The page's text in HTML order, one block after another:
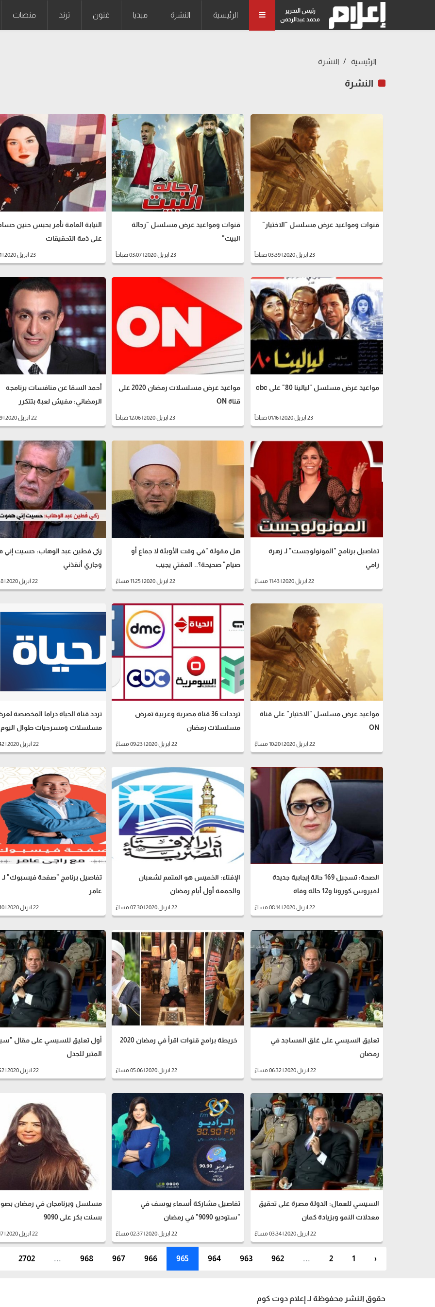
رئيس التحرير
محمد عبدالرحمن
الرئيسية النشرة ميديا فنون ترند منصات
الرئيسية النشرة
النشرة
قنوات ومواعيد عرض مسلسل "الاختيار"
23 ابريل 2020 | 03:39 صباحاً
قنوات ومواعيد عرض مسلسل "رجالة
البيت"
23 ابريل 2020 | 03:07 صباحاً
على ذمة التحقيقات
23 ابريل 2020 | 02:11 صباحاً
مواعيد عرض مسلسل "ليالينا 80" على cbc
23 ابريل 2020 | 01:16 صباحاً
مواعيد عرض مسلسلات رمضان 2020 على
قناة ON
23 ابريل 2020 | 12:06 صباحاً
أحمد السقا عن منافسات برنامجه
الرمضاني: مفيش لعبة بتتكرر
22 ابريل 2020 | 11:59 مساءً
تفاصيل برنامج "المونولوجست" لـ زهرة
رامي
22 ابريل 2020 | 11:43 مساءً
هل مقولة "في وقت الأوبئة لا جماع أو
صيام" صحيحة؟.. المفتي يجيب
22 ابريل 2020 | 11:25 مساءً
زكي فطين عبد الوهاب: حسيت
وجاري أنقذني
22 ابريل 2020 | 10:58 مساءً
مواعيد عرض مسلسل "الاختيار" على قناة
ON
22 ابريل 2020 | 10:20 مساءً
ترددات 36 قناة مصرية وعربية تعرض
مسلسلات رمضان
22 ابريل 2020 | 09:23 مساءً
تردد قناة الحياة دراما المخصصة
مسلسلات ومسرحيات طوال اليوم
22 ابريل 2020 | 08:42 مساءً
الصحة: تسجيل 169 حالة إيجابية جديدة
لفيروس كورونا و12 حالة وفاة
22 ابريل 2020 | 08:14 مساءً
الإفتاء: الخميس هو المتمم لشعبان
والجمعة أول أيام رمضان
22 ابريل 2020 | 07:30 مساءً
تفاصيل برنامج "صفحة فيسبوك" لـ
عامر
22 ابريل 2020 | 06:40 مساءً
تعليق السيسي على غلق المساجد في
رمضان
22 ابريل 2020 | 06:32 مساءً
خريطة برامج قنوات اقرأ في رمضان 2020
22 ابريل 2020 | 05:06 مساءً
أول تعليق للسيسي على مقال
المثير للجدل
22 ابريل 2020 | 04:52 مساءً
السيسي للعمال: الدولة مصرة على تحقيق
معدلات النمو وبزيادة كمان
22 ابريل 2020 | 03:34 مساءً
تفاصيل مشاركة أسماء يوسف في
"ستوديو 9090" في رمضان
22 ابريل 2020 | 02:37 مساءً
مسلسل وبرنامجان في رمضان
بسنت بكر على 9090
22 ابريل 2020 | 02:17 مساءً
‹
1
2
...
962
963
964
965
966
967
968
...
2702
حقوق النشر محفوظة لـ إعلام دوت كوم